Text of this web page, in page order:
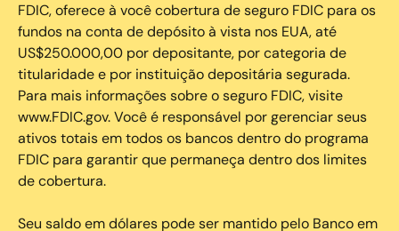
FDIC, oferece à você cobertura de seguro FDIC para os
fundos na conta de depósito à vista nos EUA, até
US$250.000,00 por depositante, por categoria de
titularidade e por instituição depositária segurada.
Para mais informações sobre o seguro FDIC, visite
www.FDIC.gov. Você é responsável por gerenciar seus
ativos totais em todos os bancos dentro do programa
FDIC para garantir que permaneça dentro dos limites
de cobertura.
Seu saldo em dólares pode ser mantido pelo Banco em